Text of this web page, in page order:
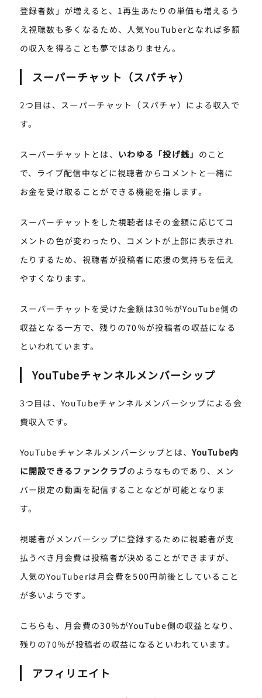
登録者数」が増えると、1再生あたりの単価も増えるう
え視聴数も多くなるため、人気YouTuberとなれば多額
の収入を得ることも夢ではありません。
スーパーチャット（スパチャ）
2つ目は、スーパーチャット（スパチャ）による収入で
す。
スーパーチャットとは、 いわゆる「投げ銭」 のこと
で、ライブ配信中などに視聴者からコメントと一緒に
お金を受け取ることができる機能を指します。
スーパーチャットをした視聴者はその金額に応じてコ
メントの色が変わったり、コメントが上部に表示され
たりするため、視聴者が投稿者に応援の気持ちを伝え
やすくなります。
スーパーチャットを受けた金額は30％がYouTube側の
収益となる一方で、残りの70％が投稿者の収益になる
といわれています。
YouTubeチャンネルメンバーシップ
3つ目は、YouTubeチャンネルメンバーシップによる会
費収入です。
YouTubeチャンネルメンバーシップとは、YouTube内
に開設できるファンクラブのようなものであり、メン
バー限定の動画を配信することなどが可能となりま
す。
視聴者がメンバーシップに登録するために視聴者が支
払うべき月会費は投稿者が決めることができますが、
人気のYouTuberは月会費を500円前後としていること
が多いようです。
こちらも、月会費の30％がYouTube側の収益となり、
残りの70％が投稿者の収益になるといわれています。
アフィリエイト